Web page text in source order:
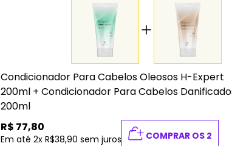
Condicionador Para Cabelos Oleosos H-Expert
200ml + Condicionador Para Cabelos
200ml
R$ 77,80
Em até 2x R$38,90 sem juros COMPRAR OS 2